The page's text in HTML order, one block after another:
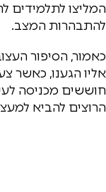
המליצו לתלמידים
להתבהרות המצב.
כאמור, הסיפור
אליו הגענו, כאשר
חוששים מכניסה
הרוצים להביא